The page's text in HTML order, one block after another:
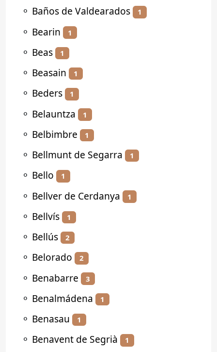
⚬ Baños de Valdearados 1
⚬ Bearin 1
⚬ Beas 1
⚬ Beasain 1
⚬ Beders 1
⚬ Belauntza 1
⚬ Belbimbre 1
⚬ Bellmunt de Segarra 1
⚬ Bello 1
⚬ Bellver de Cerdanya 1
⚬ Bellvís 1
⚬ Bellús 2
⚬ Belorado 2
⚬ Benabarre 3
⚬ Benalmádena 1
⚬ Benasau 1
⚬ Benavent de Segrià 1